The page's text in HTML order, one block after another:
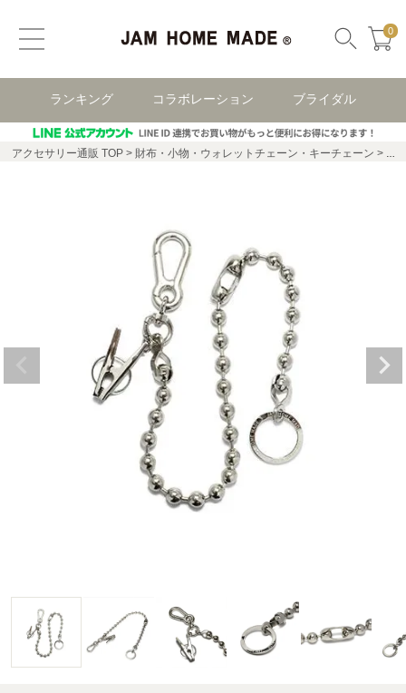
0
ランキング コラボレーション ブライダル
アクセサリー通販 TOP 財布・小物・ウォレットチェーン・キーチェーン ア